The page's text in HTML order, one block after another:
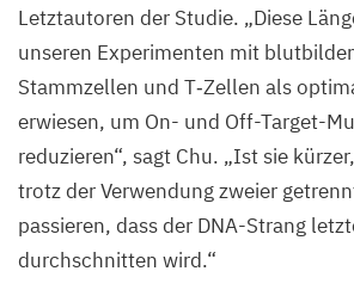
Letztautoren der Studie. „Diese
unseren Experimenten mit
Stammzellen und T‑Zellen als
erwiesen, um On- und Off-Target-
reduzieren“, sagt Chu. „Ist sie
trotz der Verwendung zweier
passieren, dass der DNA-Strang
durchschnitten wird.“